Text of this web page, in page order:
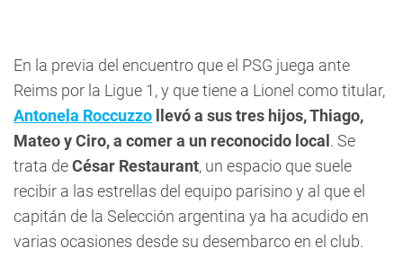
En la previa del encuentro que el PSG juega ante
Reims por la Ligue 1, y que tiene a Lionel como titular,
Antonela Roccuzzo llevó a sus tres hijos, Thiago,
Mateo y Ciro, a comer a un reconocido local . Se
trata deCésar Restaurant, un espacio que suele
recibir a las estrellas del equipo parisino y al que el
capitán de la Selección argentina ya ha acudido en
varias ocasiones desde su desembarco en el club.